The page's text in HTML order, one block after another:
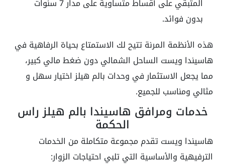
المتبقي على أقساط متساوية على مدار 7 سنوات
بدون فوائد.
هذه الأنظمة المرنة تتيح لك الاستمتاع بحياة الرفاهية في
هاسيندا ويست الساحل الشمالي دون ضغط مالي كبير،
مما يجعل الاستثمار في وحدات بالم هيلز اختيار سهل و
مثالي ومناسب للجميع.
خدمات ومرافق هاسيندا بالم هيلز راس
الحكمة
هاسيندا ويست تقدم مجموعة متكاملة من الخدمات
الترفيهية والأساسية التي تلبي احتياجات الزوار: